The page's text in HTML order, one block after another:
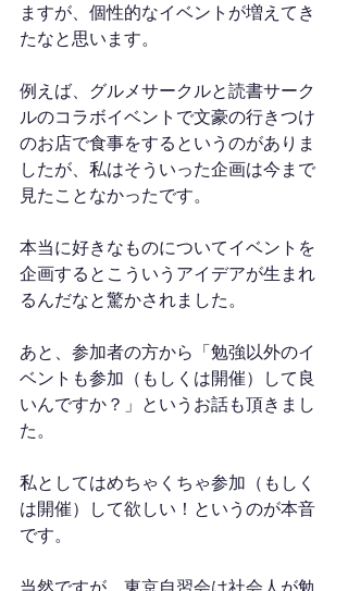
ますが、個性的なイベントが増えてき
たなと思います。
例えば、グルメサークルと読書サーク
ルのコラボイベントで文豪の行きつけ
のお店で食事をするというのがありま
したが、私はそういった企画は今まで
見たことなかったです。
本当に好きなものについてイベントを
企画するとこういうアイデアが生まれ
るんだなと驚かされました。
あと、参加者の方から「勉強以外のイ
ベントも参加（もしくは開催）して良
いんですか？」というお話も頂きまし
た。
私としてはめちゃくちゃ参加（もしく
は開催）して欲しい！というのが本音
です。